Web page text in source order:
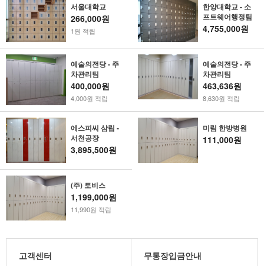
서울대학교
266,000원
1원 적립
한양대학교 - 소
프트웨어행정팀
4,755,000원
예술의전당 - 주
차관리팀
400,000원
4,000원 적립
예술의전당 - 주
차관리팀
463,636원
8,630원 적립
에스피씨 삼립 -
서천공장
3,895,500원
미림 한방병원
111,000원
(주) 토비스
1,199,000원
11,990원 적립
고객센터 무통장입금안내